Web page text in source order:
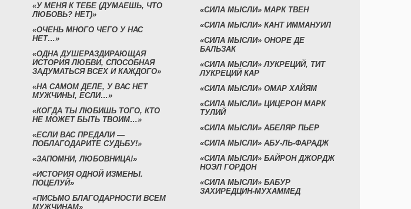
«У МЕНЯ К ТЕБЕ (ДУМАЕШЬ, ЧТО
ЛЮБОВЬ? НЕТ)»
«ОЧЕНЬ МНОГО ЧЕГО У НАС
НЕТ…»
«ОДНА ДУШЕРАЗДИРАЮЩАЯ
ИСТОРИЯ ЛЮБВИ, СПОСОБНАЯ
ЗАДУМАТЬСЯ ВСЕХ И КАЖДОГО»
«НА САМОМ ДЕЛЕ, У ВАС НЕТ
МУЖЧИНЫ, ЕСЛИ…»
«КОГДА ТЫ ЛЮБИШЬ ТОГО, КТО
НЕ МОЖЕТ БЫТЬ ТВОИМ…»
«ЕСЛИ ВАС ПРЕДАЛИ —
ПОБЛАГОДАРИТЕ СУДЬБУ!»
«ЗАПОМНИ, ЛЮБОВНИЦА!»
«ИСТОРИЯ ОДНОЙ ИЗМЕНЫ.
ПОЦЕЛУЙ»
«ПИСЬМО БЛАГОДАРНОСТИ ВСЕМ
МУЖЧИНАМ»
«СИЛА МЫСЛИ» МАРК ТВЕН
«СИЛА МЫСЛИ» КАНТ ИММАНУИЛ
«СИЛА МЫСЛИ» ОНОРЕ ДЕ
БАЛЬЗАК
«СИЛА МЫСЛИ» ЛУКРЕЦИЙ, ТИТ
ЛУКРЕЦИЙ КАР
«СИЛА МЫСЛИ» ОМАР ХАЙЯМ
«СИЛА МЫСЛИ» ЦИЦЕРОН МАРК
ТУЛИЙ
«СИЛА МЫСЛИ» АБЕЛЯР ПЬЕР
«СИЛА МЫСЛИ» АБУ-ЛЬ-ФАРАДЖ
«СИЛА МЫСЛИ» БАЙРОН ДЖОРДЖ
НОЭЛ ГОРДОН
«СИЛА МЫСЛИ» БАБУР
ЗАХИРЕДЦИН-МУХАММЕД